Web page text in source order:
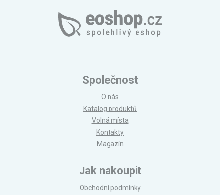
Společnost
O nás
Katalog produktů
Volná místa
Kontakty
Magazín
Jak nakoupit
Obchodní podmínky